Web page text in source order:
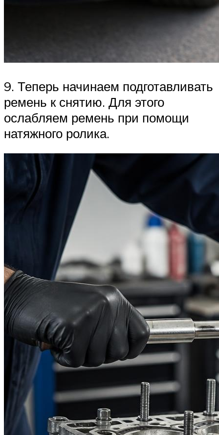
9. Теперь начинаем подготавливать
ремень к снятию. Для этого
ослабляем ремень при помощи
натяжного ролика.